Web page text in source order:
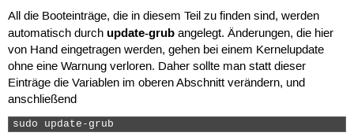
All die Booteinträge, die in diesem Teil zu finden sind, werden
automatisch durch update-grubangelegt. Änderungen, die hier
von Hand eingetragen werden, gehen bei einem Kernelupdate
ohne eine Warnung verloren. Daher sollte man statt dieser
Einträge die Variablen im oberen Abschnitt verändern, und
anschließend
sudo update-grub